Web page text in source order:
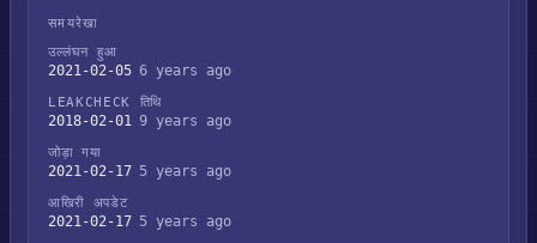
समयरेखा
उल्लंघन हुआ
2021-02-05 6 years ago
LEAKCHECK तिथि
2018-02-01 9 years ago
जोड़ा गया
2021-02-17 5 years ago
आखिरी अपडेट
2021-02-17 5 years ago